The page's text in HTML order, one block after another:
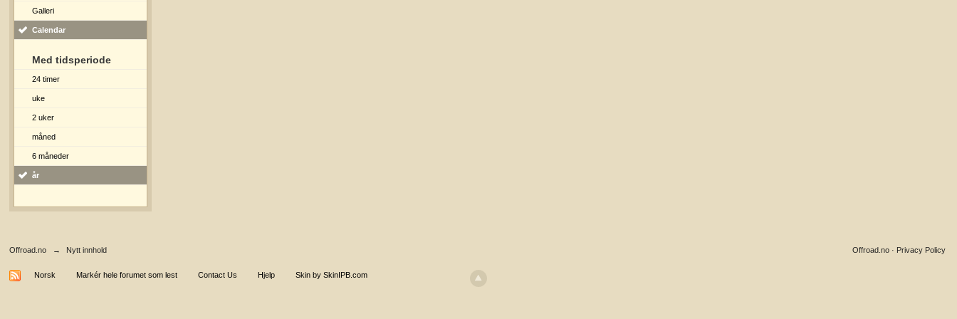
Galleri
Calendar
Med tidsperiode
24 timer
uke
2 uker
måned
6 måneder
år
Offroad.no → Nytt innhold Privacy Policy
Offroad.no ·
Norsk Markér hele forumet som lest Contact Us Hjelp Skin by SkinIPB.com